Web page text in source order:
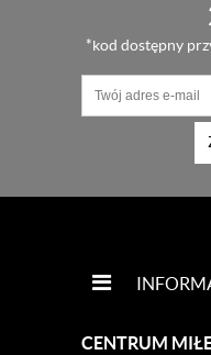
*kod dostępny
CENTRUM